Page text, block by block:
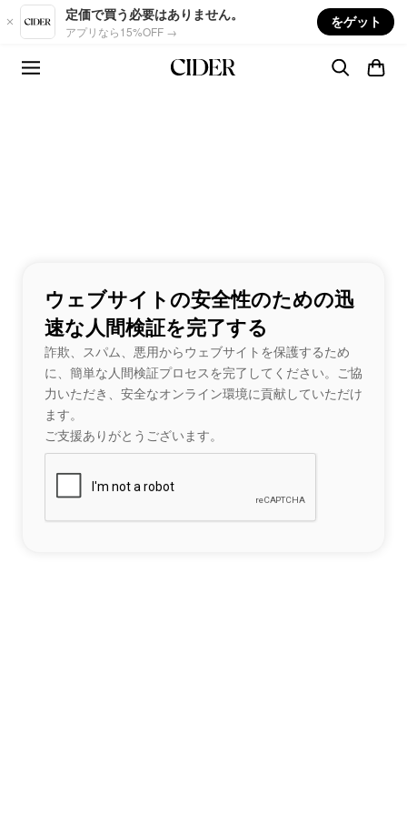
Skip to main content
定価で買う必要はありません。
アプリなら15%OFF →
をゲット
ウェブサイトの安全性のための迅
速な人間検証を完了する
詐欺、スパム、悪用からウェブサイトを保護するため
に、簡単な人間検証プロセスを完了してください。ご協
力いただき、安全なオンライン環境に貢献していただけ
ます。
ご支援ありがとうございます。